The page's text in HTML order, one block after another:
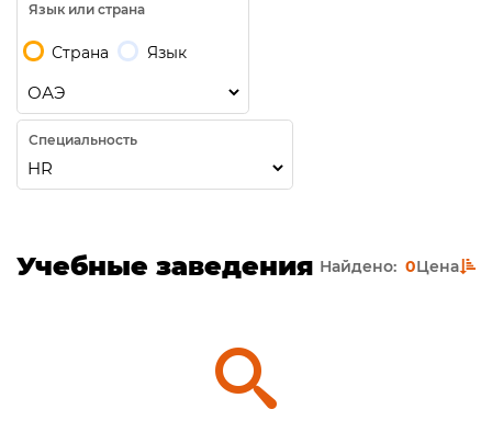
Язык или страна
Страна Язык
Специальность
Учебные заведения Найдено: 0Цена